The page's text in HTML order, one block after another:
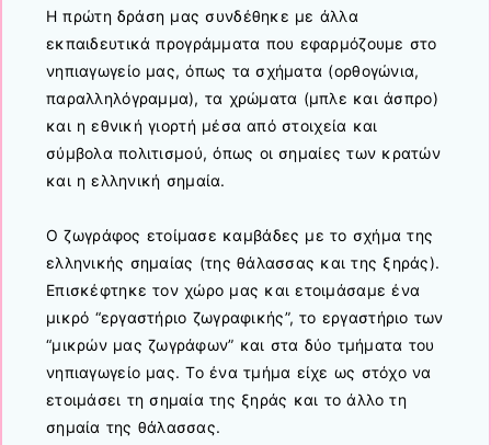
Η πρώτη δράση μας συνδέθηκε με άλλα
εκπαιδευτικά προγράμματα που εφαρμόζουμε στο
νηπιαγωγείο μας, όπως τα σχήματα (ορθογώνια,
παραλληλόγραμμα), τα χρώματα (μπλε και άσπρο)
και η εθνική γιορτή μέσα από στοιχεία και
σύμβολα πολιτισμού, όπως οι σημαίες των κρατών
και η ελληνική σημαία.
Ο ζωγράφος ετοίμασε καμβάδες με το σχήμα της
ελληνικής σημαίας (της θάλασσας και της ξηράς).
Επισκέφτηκε τον χώρο μας και ετοιμάσαμε ένα
μικρό “εργαστήριο ζωγραφικής”, το εργαστήριο των
“μικρών μας ζωγράφων” και στα δύο τμήματα του
νηπιαγωγείο μας. Το ένα τμήμα είχε ως στόχο να
ετοιμάσει τη σημαία της ξηράς και το άλλο τη
σημαία της θάλασσας.